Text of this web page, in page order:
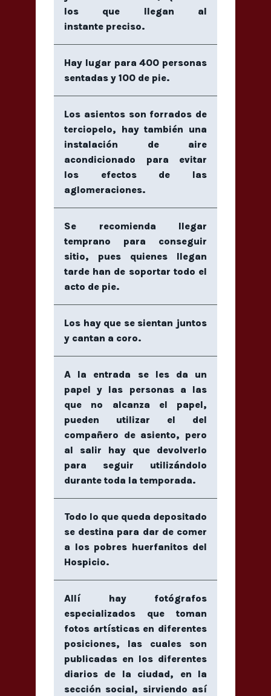
los que llegan al
instante preciso.
Hay lugar para 400 personas
sentadas y 100 de pie.
Los asientos son forrados de
terciopelo, hay también una
instalación de aire
acondicionado para evitar
los efectos de las
aglomeraciones.
Se recomienda llegar
temprano para conseguir
sitio, pues quienes llegan
tarde han de soportar todo el
acto de pie.
Los hay que se sientan juntos
y cantan a coro.
A la entrada se les da un
papel y las personas a las
que no alcanza el papel,
pueden utilizar el del
compañero de asiento, pero
al salir hay que devolverlo
para seguir utilizándolo
durante toda la temporada.
Todo lo que queda depositado
se destina para dar de comer
a los pobres huerfanitos del
Hospicio.
Allí hay fotógrafos
especializados que toman
fotos artísticas en diferentes
posiciones, las cuales son
publicadas en los diferentes
diarios de la ciudad, en la
sección social, sirviendo así